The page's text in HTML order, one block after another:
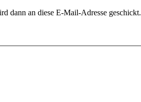
dann an diese E-Mail-Adresse geschickt.